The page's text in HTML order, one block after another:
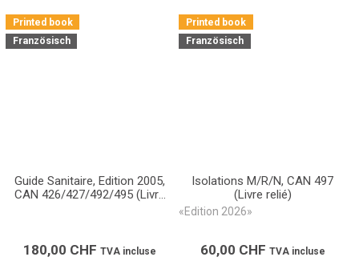
Printed book
Französisch
Guide Sanitaire, Edition 2005,
CAN 426/427/492/495 (Livre
180,00 CHF TVA incluse
Printed book
Französisch
Isolations M/R/N, CAN 497
(Livre relié)
«Edition 2026»
60,00 CHF TVA incluse